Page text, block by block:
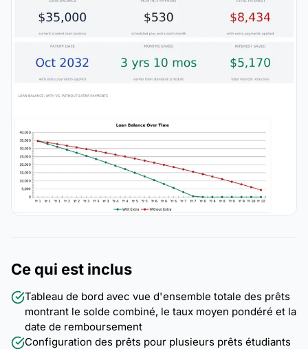
Ce qui est inclus
Tableau de bord avec vue d'ensemble totale des prêts
montrant le solde combiné, le taux moyen pondéré et la
date de remboursement
Configuration des prêts pour plusieurs prêts étudiants